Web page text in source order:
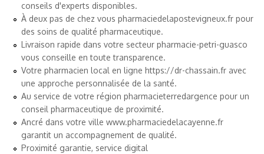
conseils d'experts disponibles.
À deux pas de chez vous pharmaciedelapostevigneux.fr pour
des soins de qualité pharmaceutique.
Livraison rapide dans votre secteur pharmacie-petri-guasco
vous conseille en toute transparence.
Votre pharmacien local en ligne https://dr-chassain.fr avec
une approche personnalisée de la santé.
Au service de votre région pharmacieterredargence pour un
conseil pharmaceutique de proximité.
Ancré dans votre ville www.pharmaciedelacayenne.fr
garantit un accompagnement de qualité.
Proximité garantie, service digital